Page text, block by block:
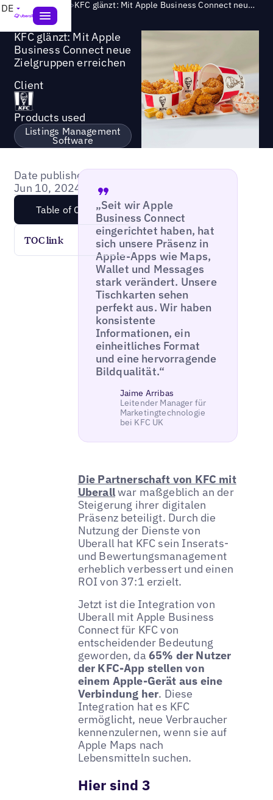
DE Success Story > KFC glänzt: Mit Apple Business Connect neue Zielgruppen erreichen
KFC glänzt: Mit Apple
Business Connect neue
Zielgruppen erreichen
Client
Products used
Listings Management
Software
Date published:
Jun 10, 2024
Table of Content
TOC link
„Seit wir Apple
Business Connect
eingerichtet haben, hat
sich unsere Präsenz in
Apple-Apps wie Maps,
Wallet und Messages
stark verändert. Unsere
Tischkarten sehen
perfekt aus. Wir haben
konsistente
Informationen, ein
einheitliches Format
und eine hervorragende
Bildqualität.“
Jaime Arribas
Leitender Manager für
Marketingtechnologie
bei KFC UK
Die Partnerschaft von KFC mit
Uberallwar maßgeblich an der
Steigerung ihrer digitalen
Präsenz beteiligt. Durch die
Nutzung der Dienste von
Uberall hat KFC sein Inserats-
und Bewertungsmanagement
erheblich verbessert und einen
ROI von 37:1 erzielt.
Jetzt ist die Integration von
Uberall mit Apple Business
Connect für KFC von
entscheidender Bedeutung
geworden, da 65% der Nutzer
der KFC-App stellen von
einem Apple-Gerät aus eine
Verbindung her. Diese
Integration hat es KFC
ermöglicht, neue Verbraucher
kennenzulernen, wenn sie auf
Apple Maps nach
Lebensmitteln suchen.
Hier sind 3